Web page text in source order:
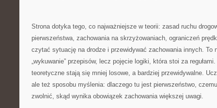
Strona dotyka tego, co najważniejsze w teorii: zasad ruchu
pierwszeństwa, zachowania na skrzyżowaniach, ograniczeń
czytać sytuację na drodze i przewidywać zachowania innych. To
„wykuwanie” przepisów, lecz pojęcie logiki, która stoi za
teoretyczne stają się mniej losowe, a bardziej przewidywalne.
ale też sposobu myślenia: dlaczego tu jest pierwszeństwo,
zwolnić, skąd wynika obowiązek zachowania większej uwagi.